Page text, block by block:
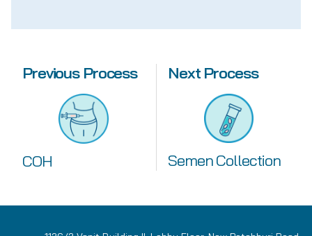
PreviousProcess
COH
Next Process
Semen Collection